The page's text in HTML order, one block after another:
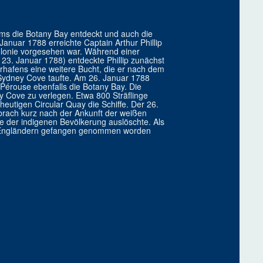
die Botany Bay entdeckt und auch die
1788 erreichte Captain Arthur Phillip
vorgesehen war. Während einer
Januar 1788) entdeckte Phillip zunächst
eine weitere Bucht, die er nach dem
Cove taufte. Am 26. Januar 1788
ebenfalls die Botany Bay. Die
Cove zu verlegen. Etwa 800 Sträflinge
Circular Quay die Schiffe. Der 26.
kurz nach der Ankunft der weißen
der indigenen Bevölkerung auslöschte. Als
gefangen genommen worden